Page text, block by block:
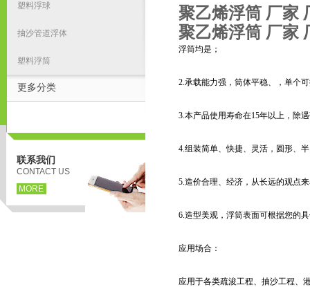
塑料浮球
抽沙管道浮体
塑料浮筒
更多分类
联系我们
CONTACT US
MORE
聚乙烯浮筒 厂家
聚乙烯浮筒 厂家
浮筒均是；
2.承载能力强，筒体平稳、，单个
3.本产品使用寿命在15年以上，除
4.组装简单、快捷、灵活，圆形、
5.造价合理、经济，从长远的观点
6.造型美观，浮筒表面可根据您的
应用场合：
应用于各类疏浚工程、抽沙工程、